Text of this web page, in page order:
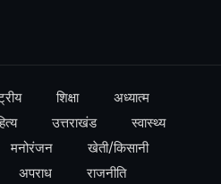
शिक्षा
अध्यात्म
उत्तराखंड
स्वास्थ्य
मनोरंजन
खेती/किसानी
अपराध राजनीति